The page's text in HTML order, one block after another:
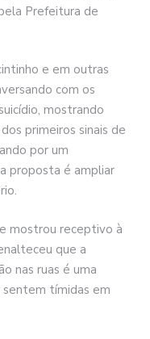
Prefeitura de
e em outras
com os
mostrando
primeiros sinais de
por um
proposta é ampliar
mostrou receptivo à
que a
nas ruas é uma
sentem tímidas em